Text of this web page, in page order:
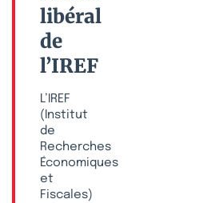
libéral
de
l’IREF
L’IREF
(Institut
de
Recherches
Économiques
et
Fiscales)